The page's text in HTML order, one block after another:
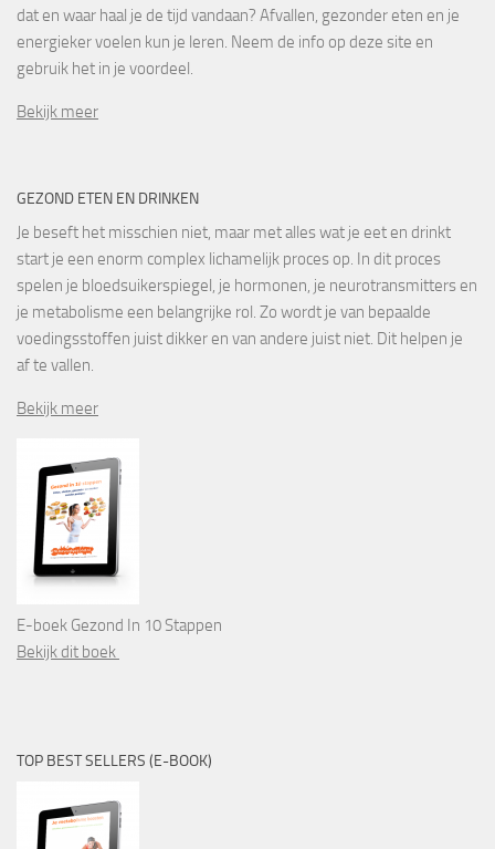
dat en waar haal je de tijd vandaan? Afvallen, gezonder eten en je
energieker voelen kun je leren. Neem de info op deze site en
gebruik het in je voordeel.
Bekijk meer
GEZOND ETEN EN DRINKEN
Je beseft het misschien niet, maar met alles wat je eet en drinkt
start je een enorm complex lichamelijk proces op. In dit proces
spelen je bloedsuikerspiegel, je hormonen, je neurotransmitters en
je metabolisme een belangrijke rol. Zo wordt je van bepaalde
voedingsstoffen juist dikker en van andere juist niet. Dit helpen je
af te vallen.
Bekijk meer
E-boek Gezond In 10 Stappen
Bekijk dit boek
TOP BEST SELLERS (E-BOOK)